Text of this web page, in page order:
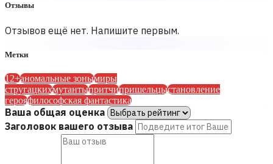
Отзывы
Отзывов ещё нет. Напишите первым.
Метки
12+аномальные зонымиры
стругацкихмутантыпритчипришельцыстановление
герояфилософская фантастика
Ваша общая оценка
Заголовок вашего отзыва